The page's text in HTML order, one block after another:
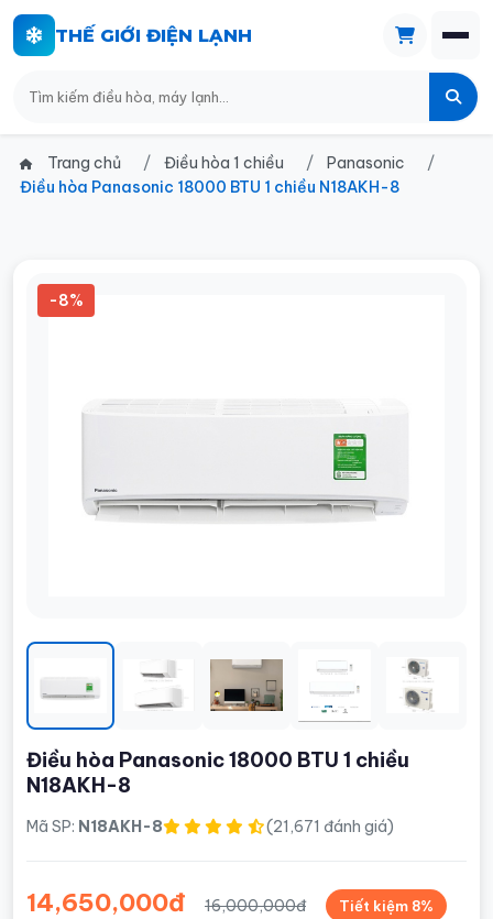
THẾ GIỚI ĐIỆN LẠNH
Trang chủ Điều hòa 1 chiều
Panasonic
Điều hòa Panasonic 18000 BTU 1 chiều N18AKH-8
-8%
Điều hòa Panasonic 18000 BTU 1 chiều
N18AKH-8
Mã SP: N18AKH-8 (21,671 đánh giá)
14,650,000đ 16,000,000đ Tiết kiệm 8%